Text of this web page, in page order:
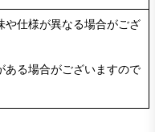
や仕様が異なる場合がござ
ある場合がございますので